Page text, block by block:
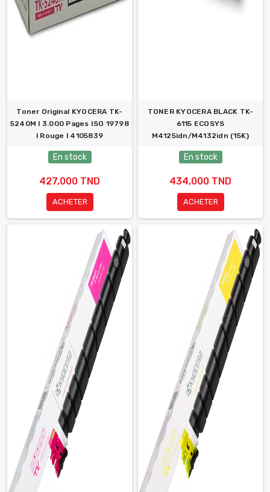
Toner Original KYOCERA TK-
5240M l 3.000 Pages ISO 19798
l Rouge l 4105839
En stock
427,000 TND
ACHETER
TONER KYOCERA BLACK TK-
6115 ECOSYS
M4125idn/M4132idn (15K)
En stock
434,000 TND
ACHETER